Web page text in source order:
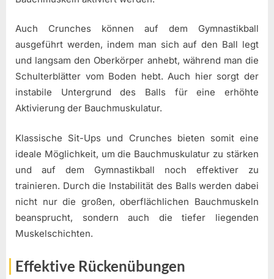
Auch Crunches können auf dem Gymnastikball
ausgeführt werden, indem man sich auf den Ball legt
und langsam den Oberkörper anhebt, während man die
Schulterblätter vom Boden hebt. Auch hier sorgt der
instabile Untergrund des Balls für eine erhöhte
Aktivierung der Bauchmuskulatur.
Klassische Sit-Ups und Crunches bieten somit eine
ideale Möglichkeit, um die Bauchmuskulatur zu stärken
und auf dem Gymnastikball noch effektiver zu
trainieren. Durch die Instabilität des Balls werden dabei
nicht nur die großen, oberflächlichen Bauchmuskeln
beansprucht, sondern auch die tiefer liegenden
Muskelschichten.
Effektive Rückenübungen